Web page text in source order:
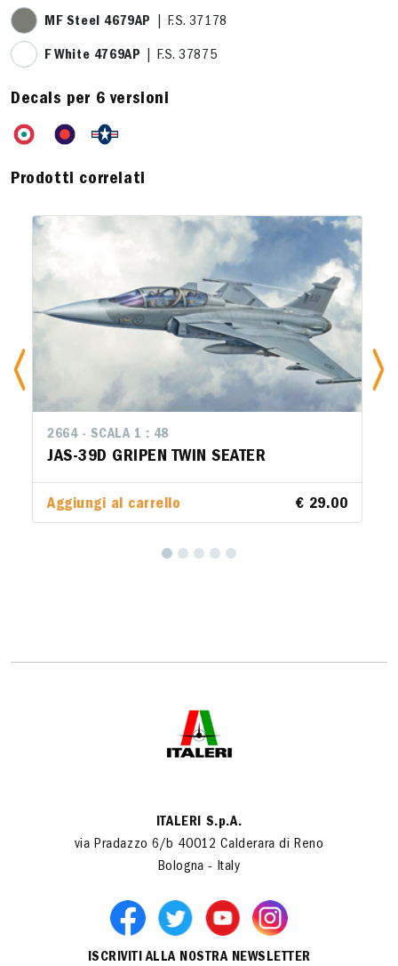
MF Steel 4679AP | F.S. 37178
F White 4769AP | F.S. 37875
Decals per 6 versioni
Prodotti correlati
2664 - SCALA 1 : 48
JAS-39D GRIPEN TWIN SEATER
Aggiungi al carrello € 29.00
ITALERI S.p.A.
via Pradazzo 6/b 40012 Calderara di Reno
Bologna - Italy
ISCRIVITI ALLA NOSTRA NEWSLETTER